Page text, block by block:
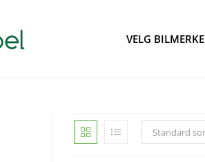
VELG BILMERKE
Standard